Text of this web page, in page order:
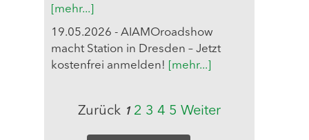
[mehr...]
19.05.2026 - AIAMOroadshow
macht Station in Dresden – Jetzt
kostenfrei anmelden!
[mehr...]
Zurück 1 2 3 4 5 Weiter